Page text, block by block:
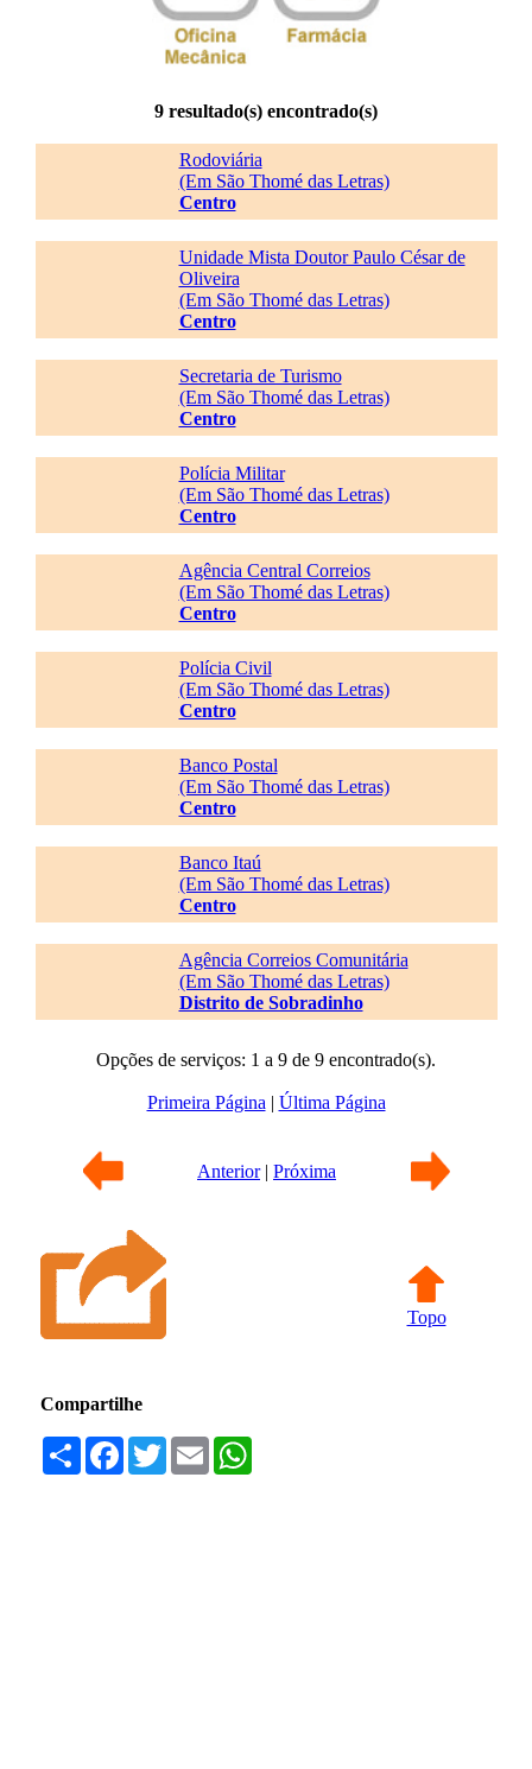
9 resultado(s) encontrado(s)
Rodoviária
(Em São Thomé das Letras)
Centro
Unidade Mista Doutor Paulo César de
Oliveira
(Em São Thomé das Letras)
Centro
Secretaria de Turismo
(Em São Thomé das Letras)
Centro
Polícia Militar
(Em São Thomé das Letras)
Centro
Agência Central Correios
(Em São Thomé das Letras)
Centro
Polícia Civil
(Em São Thomé das Letras)
Centro
Banco Postal
(Em São Thomé das Letras)
Centro
Banco Itaú
(Em São Thomé das Letras)
Centro
Agência Correios Comunitária
(Em São Thomé das Letras)
Distrito de Sobradinho
Opções de serviços: 1 a 9 de 9 encontrado(s).
Primeira Página | Última Página
Anterior| Próxima
Topo
Compartilhe
Compartilhar
Facebook
TwitterEmail